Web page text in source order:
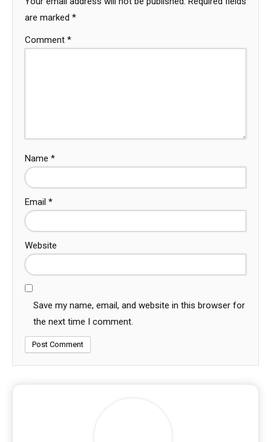
are marked *
Comment *
Name *
Email *
Website
Save my name, email, and website in this browser for
the next time I comment.